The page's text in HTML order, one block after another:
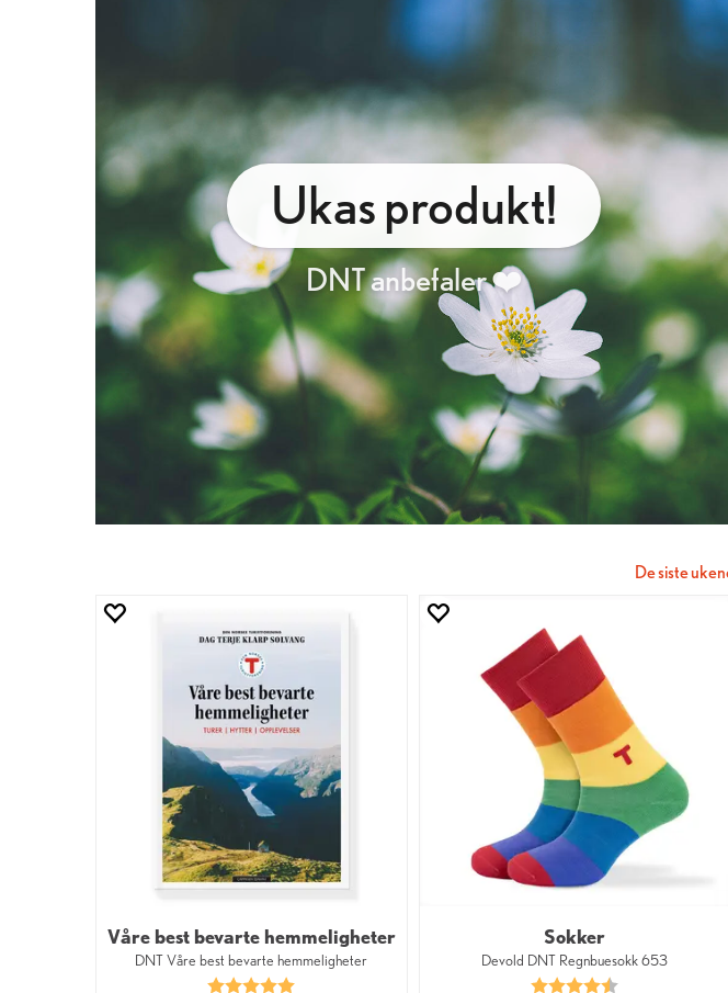
Ukas produkt!
DNT anbefaler ❤️
De siste
Våre best bevarte hemmeligheter
DNT Våre best bevarte hemmeligheter
Karakter:
Sokker
Devold DNT Regnbuesokk 653
Karakter: